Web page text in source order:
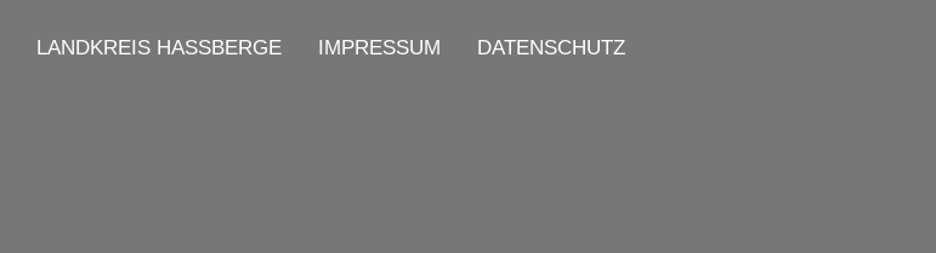
LANDKREIS HASSBERGE IMPRESSUM DATENSCHUTZ